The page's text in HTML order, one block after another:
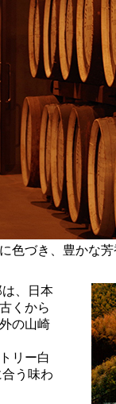
色づき、豊かな
、日本
くから
の山崎
リー白
う味わ